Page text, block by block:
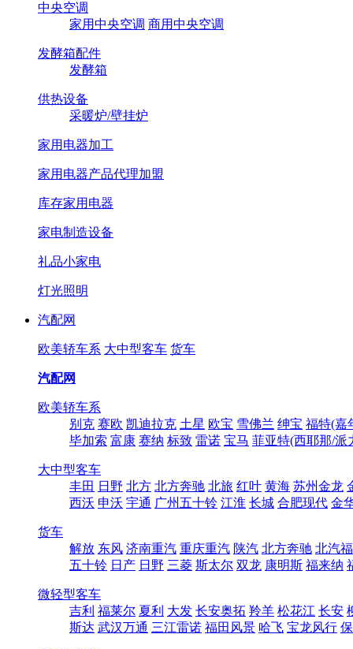
中央空调
家用中央空调 商用中央空调
发酵箱配件
发酵箱
供热设备
采暖炉/壁挂炉
家用电器加工
家用电器产品代理加盟
库存家用电器
家电制造设备
礼品小家电
灯光照明
汽配网
欧美轿车系 大中型客车 货车
汽配网
欧美轿车系
别克 赛欧 凯迪拉克 土星 欧宝 雪佛兰 绅宝 福特(嘉
毕加索 富康 赛纳 标致 雷诺 宝马 菲亚特(西耶那/派
大中型客车
丰田 日野 北方 北方奔驰 北旅 红叶 黄海 苏州金龙
西沃 申沃 宇通 广州五十铃 江淮 长城 合肥现代 金
货车
解放 东风 济南重汽 重庆重汽 陕汽 北方奔驰 北汽
五十铃 日产 日野 三菱 斯太尔 双龙 康明斯 福来纳
微轻型客车
吉利 福莱尔 夏利 大发 长安奥拓 羚羊 松花江 长安
斯达 武汉万通 三江雷诺 福田风景 哈飞 宝龙风行